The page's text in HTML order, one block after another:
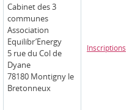
Cabinet des 3
communes
Association
Equilibr’Energy
5 rue du Col de
Dyane
78180 Montigny le
Bretonneux
Inscriptions